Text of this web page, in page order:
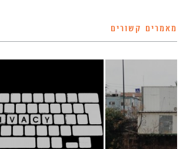
מאמרים קשורים